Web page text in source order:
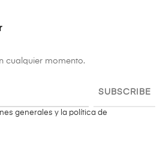
cualquier momento.
SUBSCRIBE
generales y la política de